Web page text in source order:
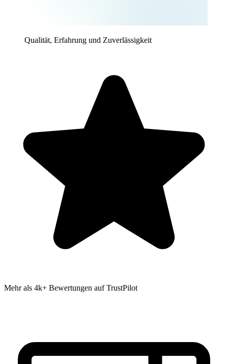
Qualität, Erfahrung und Zuverlässigkeit
Mehr als 4k+ Bewertungen auf TrustPilot